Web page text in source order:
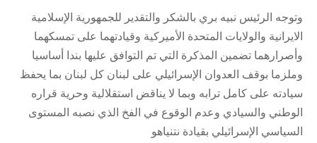
وتوجه الرئيس نبيه بري بالشكر والتقدير للجمهورية الإسلامية
الايرانية والولايات المتحدة الأميركية وقيادتهما على تمسكهما
وأصرارهما تضمين المذكرة التي تم التوافق عليها بندا أساسيا
وملزما بوقف العدوان الإسرائيلي على لبنان كل لبنان بما يحفظ
سيادته على كامل ترابه وبما لا يناقض استقلالية وحرية قراره
الوطني والسيادي وعدم الوقوع في الفخ الذي نصبه المستوى
السياسي الإسرائيلي بقيادة نتنياهو